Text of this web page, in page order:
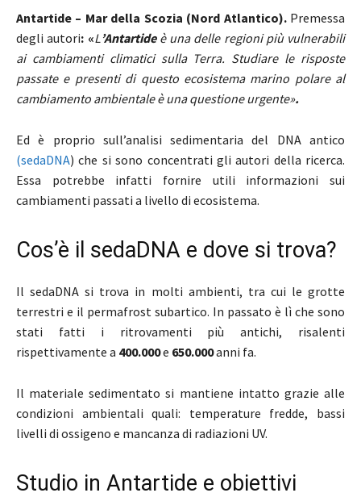
Antartide – Mar della Scozia (Nord Atlantico). Premessa
degli autori: «L ’Antartideè una delle regioni più vulnerabili
ai cambiamenti climatici sulla Terra. Studiare le risposte
passate e presenti di questo ecosistema marino polare al
cambiamento ambientale è una questione urgente».
Ed è proprio sull’analisi sedimentaria del DNA antico
(sedaDNA) che si sono concentrati gli autori della ricerca.
Essa potrebbe infatti fornire utili informazioni sui
cambiamenti passati a livello di ecosistema.
Cos’è il sedaDNA e dove si trova?
Il sedaDNA si trova in molti ambienti, tra cui le grotte
terrestri e il permafrost subartico. In passato è lì che sono
stati fatti i ritrovamenti più antichi, risalenti
rispettivamente a 400.000e 650.000anni fa.
Il materiale sedimentato si mantiene intatto grazie alle
condizioni ambientali quali: temperature fredde, bassi
livelli di ossigeno e mancanza di radiazioni UV.
Studio in Antartide e obiettivi